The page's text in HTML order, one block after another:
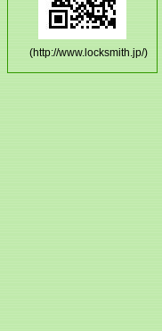
(http://www.locksmith.jp/)